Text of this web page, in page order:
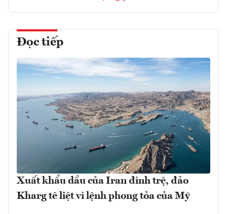
Đọc tiếp
Xuất khẩu dầu của Iran đình trệ, đảo
Kharg tê liệt vì lệnh phong tỏa của Mỹ